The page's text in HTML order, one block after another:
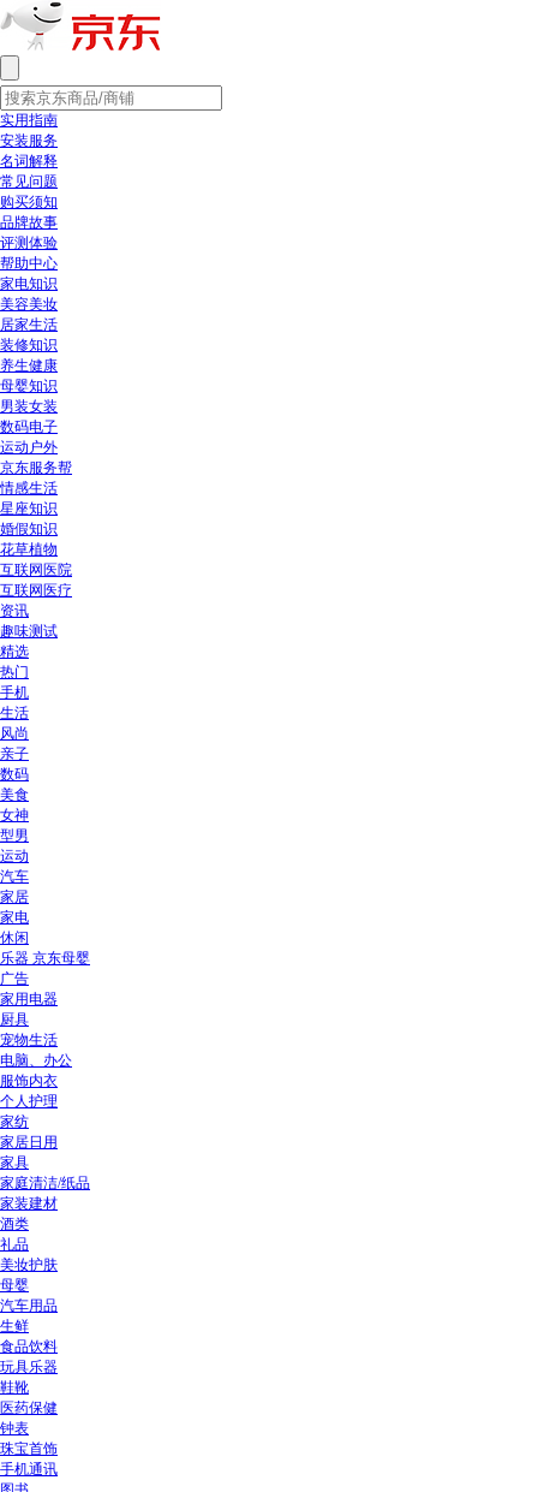
实用指南
安装服务
名词解释
常见问题
购买须知
品牌故事
评测体验
帮助中心
家电知识
美容美妆
居家生活
装修知识
养生健康
母婴知识
男装女装
数码电子
运动户外
京东服务帮
情感生活
星座知识
婚假知识
花草植物
互联网医院
互联网医疗
资讯
趣味测试
精选
热门
手机
生活
风尚
亲子
数码
美食
女神
型男
运动
汽车
家居
家电
休闲
乐器 京东母婴
广告
家用电器
厨具
宠物生活
电脑、办公
服饰内衣
个人护理
家纺
家居日用
家具
家庭清洁/纸品
家装建材
酒类
礼品
美妆护肤
母婴
汽车用品
生鲜
食品饮料
玩具乐器
鞋靴
医药保健
钟表
珠宝首饰
手机通讯